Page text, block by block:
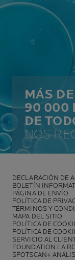
MÁS DE
90 000
DE
NOS
DECLARACIÓN DE
BOLETÍN
PÁGINA DE ENVÍO
POLÍTICA DE
TÉRMINOS Y
MAPA DEL SITIO
POLÍTICA DE
POLÍTICA DE
SERVICIO AL
FOUNDATION LA
SPOTSCAN+